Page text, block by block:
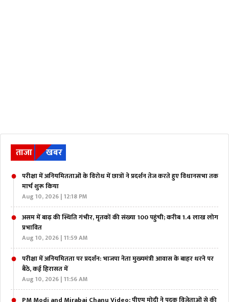
ताजा खबर
परीक्षा में अनियमितताओं के विरोध में छात्रों ने प्रदर्शन तेज करते हुए विधानसभा तक
मार्च शुरू किया
Aug 10, 2026 | 12:18 PM
असम में बाढ़ की स्थिति गंभीर, मृतकों की संख्या 100 पहुंची; करीब 1.4 लाख लोग
प्रभावित
Aug 10, 2026 | 11:59 AM
परीक्षा में अनियमितता पर प्रदर्शन: भाजपा नेता मुख्यमंत्री आवास के बाहर धरने पर
बैठे, कई हिरासत में
Aug 10, 2026 | 11:56 AM